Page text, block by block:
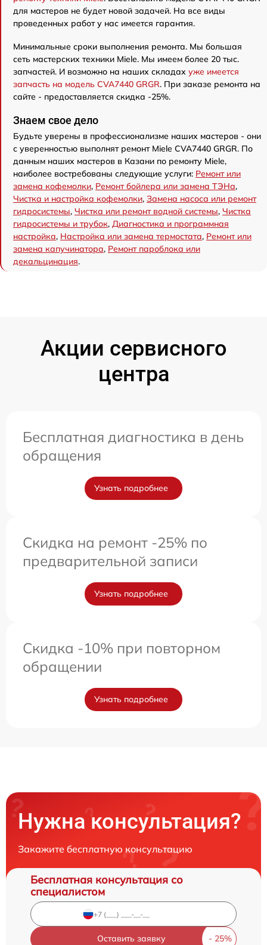
для мастеров не будет новой задачей. На все виды
проведенных работ у нас имеется гарантия.
Минимальные сроки выполнения ремонта. Мы большая
сеть мастерских техники Miele. Мы имеем более 20 тыс.
запчастей. И возможно на наших складах уже имеется
запчасть на модель CVA7440 GRGR. При заказе ремонта на
сайте - предоставляется скидка -25%.
Знаем свое дело
Будьте уверены в профессионализме наших мастеров - они
с уверенностью выполнят ремонт Miele CVA7440 GRGR. По
данным наших мастеров в Казани по ремонту Miele,
наиболее востребованы следующие услуги: Ремонт или
замена кофемолки, Ремонт бойлера или замена ТЭНа,
Чистка и настройка кофемолки, Замена насоса или ремонт
гидросистемы, Чистка или ремонт водной системы, Чистка
гидросистемы и трубок, Диагностика и программная
настройка, Настройка или замена термостата, Ремонт или
замена капучинатора, Ремонт пароблока или
декальцинация.
Акции сервисного
центра
Бесплатная диагностика в день
обращения
Узнать подробнее
Скидка на ремонт -25% по
предварительной записи
Узнать подробнее
Скидка -10% при повторном
обращении
Узнать подробнее
Нужна консультация?
Закажите бесплатную консультацию
Бесплатная консультация со
специалистом
Оставить заявку